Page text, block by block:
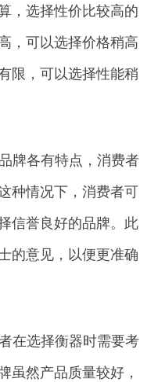
，选择性价比较高的
，可以选择价格稍高
限，可以选择性能稍
牌各有特点，消费者
种情况下，消费者可
信誉良好的品牌。此
的意见，以便更准确
在选择衡器时需要考
虽然产品质量较好，